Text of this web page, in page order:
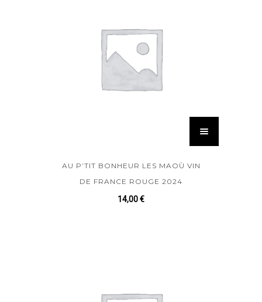
AU P’TIT BONHEUR LES MAOÙ VIN
DE FRANCE ROUGE 2024
14,00€